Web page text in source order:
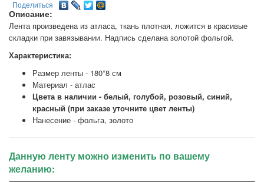
Поделиться
Описание:
Лента произведена из атласа, ткань плотная, ложится в красивые
складки при завязывании. Надпись сделана золотой фольгой.
Характеристика:
Размер ленты - 180*8 см
Материал - атлас
Цвета в наличии - белый, голубой, розовый, синий,
красный (при заказе уточните цвет ленты)
Нанесение - фольга, золото
Данную ленту можно изменить по вашему
желанию: